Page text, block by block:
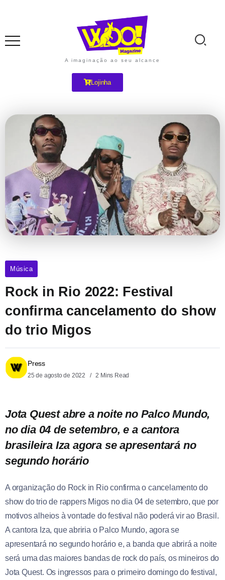
A imaginação ao seu alcance
Lojinha
Música
Rock in Rio 2022: Festival
confirma cancelamento do show
do trio Migos
Press
25 de agosto de 2022 2 Mins Read
Jota Quest abre a noite no Palco Mundo,
no dia 04 de setembro, e a cantora
brasileira Iza agora se apresentará no
segundo horário
A organização do Rock in Rio confirma o cancelamento do
show do trio de rappers Migos no dia 04 de setembro, que por
motivos alheios à vontade do festival não poderá vir ao Brasil.
A cantora Iza, que abriria o Palco Mundo, agora se
apresentará no segundo horário e, a banda que abrirá a noite
será uma das maiores bandas de rock do país, os mineiros do
Jota Quest. Os ingressos para o primeiro domingo do festival,